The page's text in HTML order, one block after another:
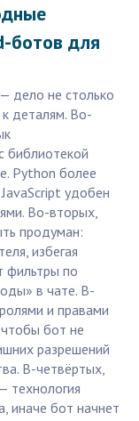
ботов для
дело не столько
деталям. Во-
библиотекой
Python более
удобен
Во-вторых,
продуман:
избегая
фильтры по
в чате. В-
и правами
бот не
разрешений
В-четвёртых,
технология
иначе бот начнет